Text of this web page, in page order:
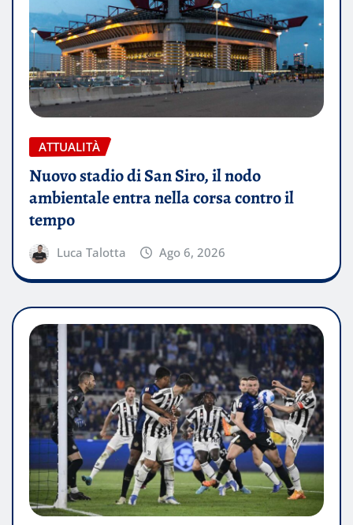
ATTUALITÀ
Nuovo stadio di San Siro, il nodo
ambientale entra nella corsa contro il
tempo
Luca Talotta Ago 6, 2026